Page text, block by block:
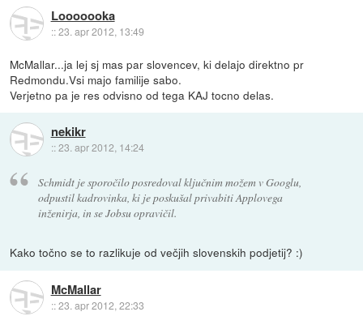
Looooooka
::23. apr 2012, 13:49
McMallar...ja lej sj mas par slovencev, ki delajo direktno pr
Redmondu.Vsi majo familije sabo.
Verjetno pa je res odvisno od tega KAJ tocno delas.
nekikr
::23. apr 2012, 14:24
Schmidt je sporočilo posredoval ključnim možem v Googlu,
odpustil kadrovinka, ki je poskušal privabiti Applovega
inženirja, in se Jobsu opravičil.
Kako točno se to razlikuje od večjih slovenskih podjetij? :)
McMallar
::23. apr 2012, 22:33